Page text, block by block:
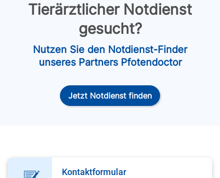
Tierärztlicher Notdienst
gesucht?
Nutzen Sie den Notdienst-Finder
unseres Partners Pfotendoctor
Jetzt Notdienst finden
Kontaktformular